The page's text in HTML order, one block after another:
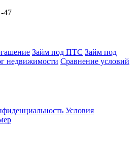
47
Займ под ПТС Займ под
недвижимости Сравнение условий
Условия